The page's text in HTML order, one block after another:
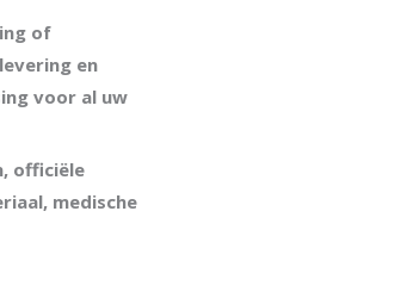
of
en
voor al uw
officiële
medische